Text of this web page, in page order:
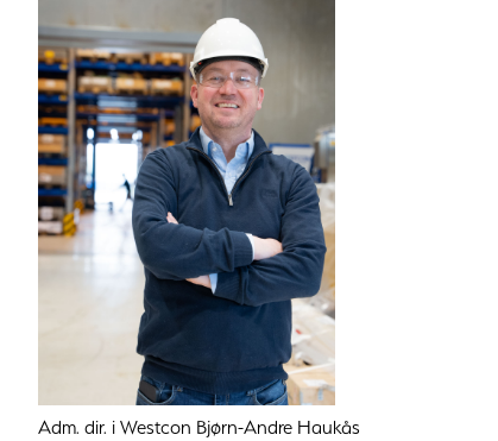
Adm. dir. i Westcon Bjørn-Andre Haukås